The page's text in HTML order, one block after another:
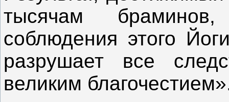
тысячам
соблюдения этого
разрушает все
великим